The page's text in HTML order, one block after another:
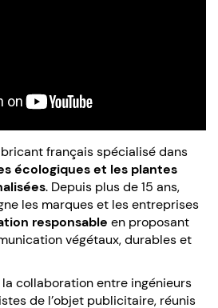
français spécialisé dans
écologiques et les plantes
. Depuis plus de 15 ans,
les marques et les entreprises
responsable en proposant
végétaux, durables et
collaboration entre ingénieurs
de l’objet publicitaire, réunis